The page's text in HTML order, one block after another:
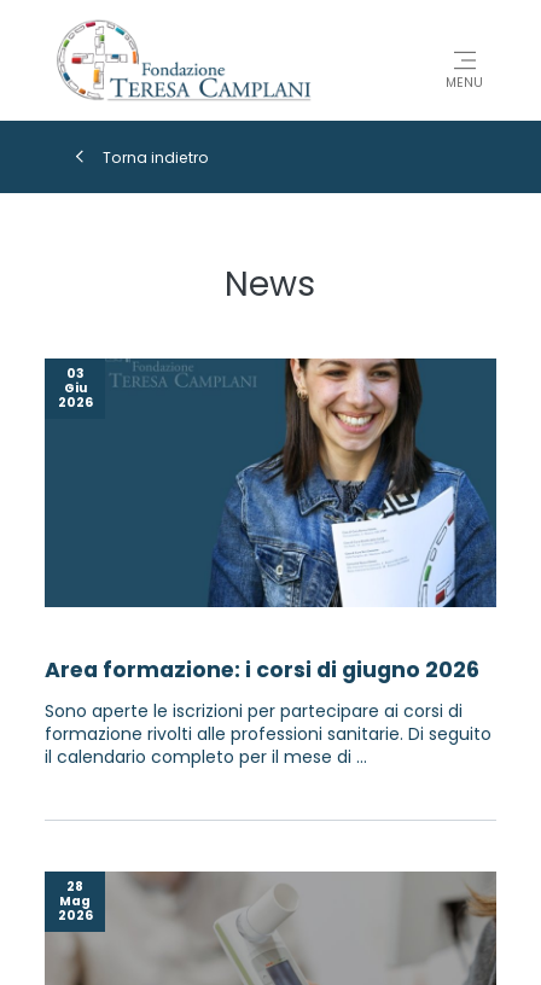
MENU
Torna indietro
News
03
Giu
2026
Area formazione: i corsi di giugno 2026
Sono aperte le iscrizioni per partecipare ai corsi di
formazione rivolti alle professioni sanitarie. Di seguito
il calendario completo per il mese di ...
28
Mag
2026